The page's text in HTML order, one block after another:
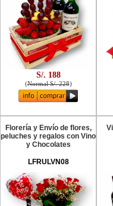
S/. 188
(Normal S/. 228)
Florería y Envío de flores,
peluches y regalos con Vino
y Chocolates
LFRULVN08